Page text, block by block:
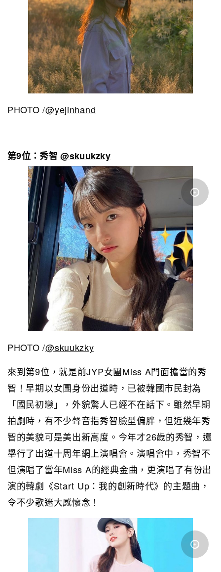
PHOTO /@yejinhand
第9位：秀智@skuukzky
PHOTO /@skuukzky
來到第9位，就是前JYP女團Miss A門面擔當的秀
智！早期以女團身份出道時，已被韓國市民封為
「國民初戀」，外貌驚人已經不在話下。雖然早期
拍劇時，有不少聲音指秀智臉型偏胖，但近幾年秀
智的美貌可是美出新高度。今年才26歲的秀智，還
舉行了出道十周年網上演唱會。演唱會中，秀智不
但演唱了當年Miss A的經典金曲，更演唱了有份出
演的韓劇《Start Up：我的創新時代》的主題曲，
令不少歌迷大感懷念！